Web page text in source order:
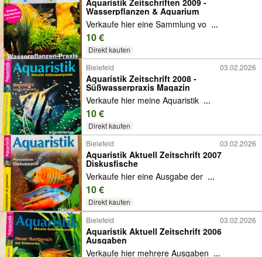
Aquaristik Zeitschriften 2009 -
Wasserpflanzen & Aquarium
Verkaufe hier eine Sammlung vo ...
10 €
Direkt kaufen
Bielefeld
03.02.2026
Aquaristik Zeitschrift 2008 -
Süßwasserpraxis Magazin
Verkaufe hier meine Aquaristik ...
10 €
Direkt kaufen
Bielefeld
03.02.2026
Aquaristik Aktuell Zeitschrift 2007
Diskusfische
Verkaufe hier eine Ausgabe der ...
10 €
Direkt kaufen
Bielefeld
03.02.2026
Aquaristik Aktuell Zeitschrift 2006
Ausgaben
Verkaufe hier mehrere Ausgaben ...